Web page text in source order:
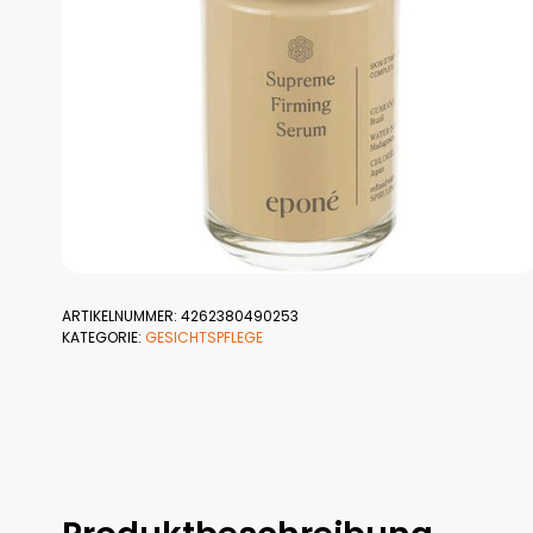
ARTIKELNUMMER: 4262380490253
KATEGORIE: GESICHTSPFLEGE